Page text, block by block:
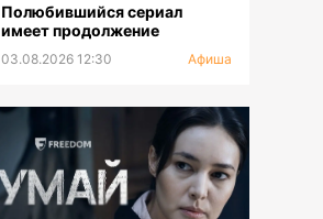
Полюбившийся сериал
имеет продолжение
03.08.2026 12:30 Афиша